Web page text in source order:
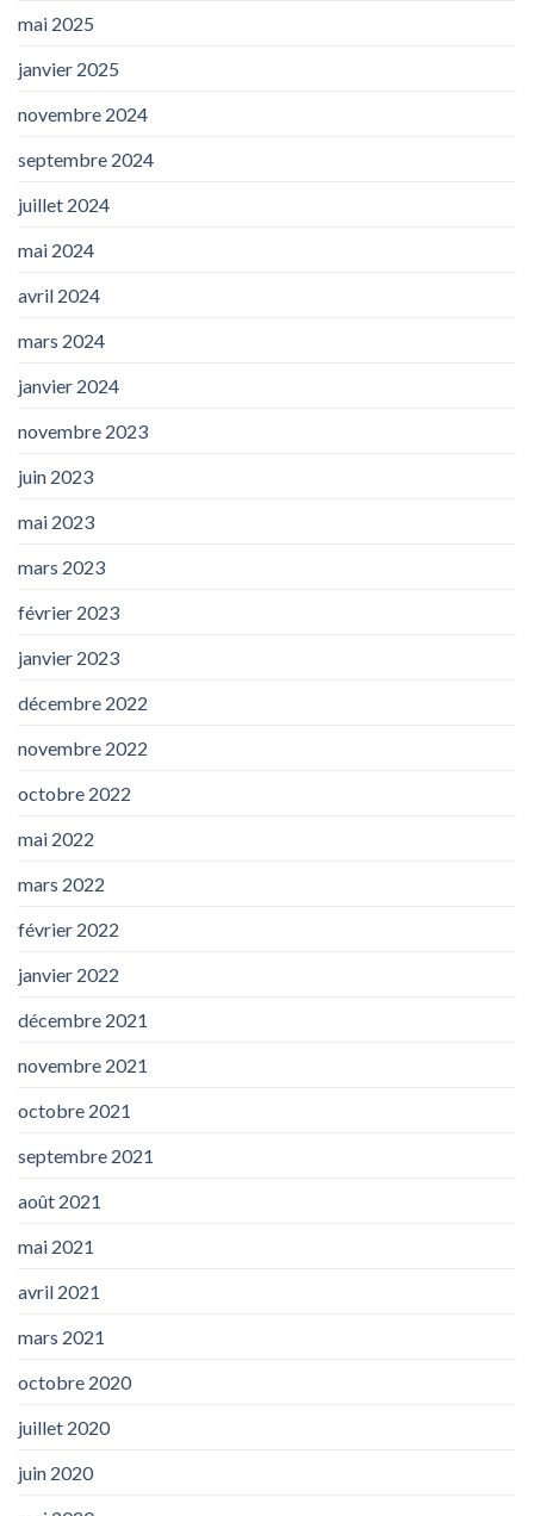
mai 2025
janvier 2025
novembre 2024
septembre 2024
juillet 2024
mai 2024
avril 2024
mars 2024
janvier 2024
novembre 2023
juin 2023
mai 2023
mars 2023
février 2023
janvier 2023
décembre 2022
novembre 2022
octobre 2022
mai 2022
mars 2022
février 2022
janvier 2022
décembre 2021
novembre 2021
octobre 2021
septembre 2021
août 2021
mai 2021
avril 2021
mars 2021
octobre 2020
juillet 2020
juin 2020